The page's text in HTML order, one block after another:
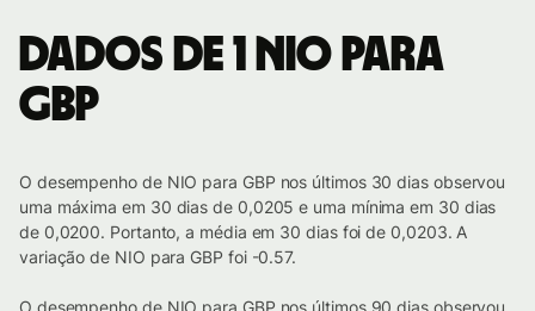
Dados de 1 NIO para
GBP
O desempenho de NIO para GBP nos últimos 30 dias observou
uma máxima em 30 dias de 0,0205 e uma mínima em 30 dias
de 0,0200. Portanto, a média em 30 dias foi de 0,0203. A
variação de NIO para GBP foi -0.57.